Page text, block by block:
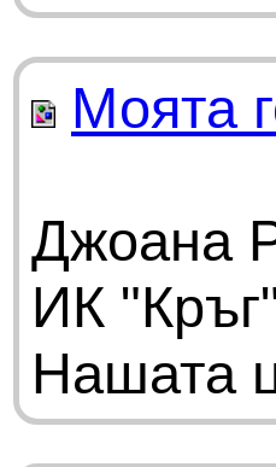
Моята
Джоана
ИК
Нашата